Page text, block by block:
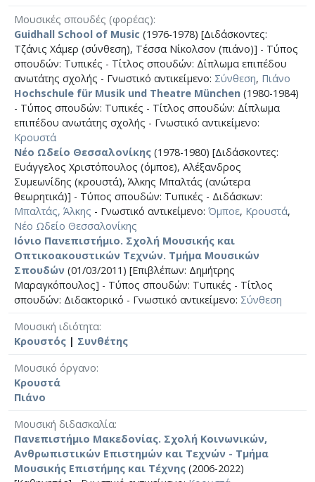
Μουσικές σπουδές (φορέας)
Guidhall School of Music (1976-1978) [Διδάσκοντες:
Τζάνις Χάμερ (σύνθεση), Τέσσα Νίκολσον (πιάνο)] - Τύπος
σπουδών: Τυπικές - Τίτλος σπουδών: Δίπλωμα επιπέδου
ανωτάτης σχολής - Γνωστικό αντικείμενο: Σύνθεση, Πιάνο
Hochschule für Musik und Theatre München (1980-1984)
- Τύπος σπουδών: Τυπικές - Τίτλος σπουδών: Δίπλωμα
επιπέδου ανωτάτης σχολής - Γνωστικό αντικείμενο:
Κρουστά
Νέο Ωδείο Θεσσαλονίκης (1978-1980) [Διδάσκοντες:
Ευάγγελος Χριστόπουλος (όμποε), Αλέξανδρος
Συμεωνίδης (κρουστά), Άλκης Μπαλτάς (ανώτερα
θεωρητικά)] - Τύπος σπουδών: Τυπικές - Διδάσκων:
Μπαλτάς, Άλκης - Γνωστικό αντικείμενο: Όμποε, Κρουστά,
Νέο Ωδείο Θεσσαλονίκης
Ιόνιο Πανεπιστήμιο. Σχολή Μουσικής και
Οπτικοακουστικών Τεχνών. Τμήμα Μουσικών
Σπουδών (01/03/2011) [Επιβλέπων: Δημήτρης
Μαραγκόπουλος] - Τύπος σπουδών: Τυπικές - Τίτλος
σπουδών: Διδακτορικό - Γνωστικό αντικείμενο: Σύνθεση
Μουσική ιδιότητα
Κρουστός | Συνθέτης
Μουσικό όργανο
Κρουστά
Πιάνο
Μουσική διδασκαλία
Πανεπιστήμιο Μακεδονίας. Σχολή Κοινωνικών,
Ανθρωπιστικών Επιστημών και Τεχνών - Τμήμα
Μουσικής Επιστήμης και Τέχνης (2006-2022)